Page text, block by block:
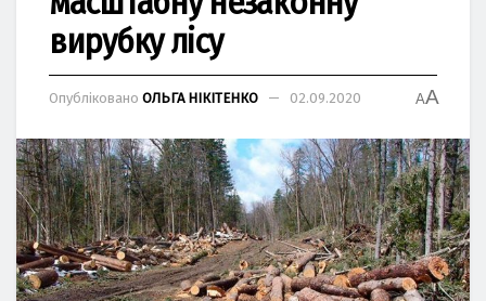
вирубку лісу
Опубліковано ОЛЬГА НІКІТЕНКО 02.09.2020 AA